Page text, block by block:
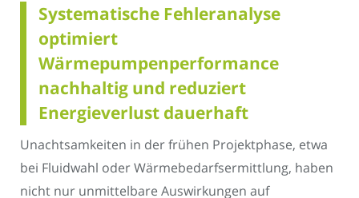
Systematische Fehleranalyse
optimiert
Wärmepumpenperformance
nachhaltig und reduziert
Energieverlust dauerhaft
Unachtsamkeiten in der frühen Projektphase, etwa
bei Fluidwahl oder Wärmebedarfsermittlung, haben
nicht nur unmittelbare Auswirkungen auf